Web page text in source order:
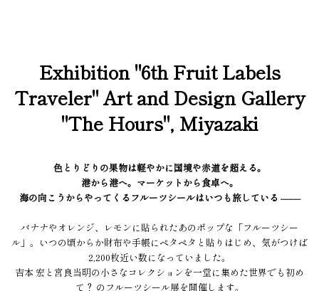
Exhibition "6th Fruit Labels
Traveler" Art and Design Gallery
"The Hours", Miyazaki
色とりどりの果物は軽やかに国境や赤道を超える。
港から港へ。マーケットから食卓へ。
海の向こうからやってくるフルーツシールはいつも旅している ––––
バナナやオレンジ、レモンに貼られたあのポップな「フルーツシー
ル」。いつの頃からか財布や手帳にペタペタと貼りはじめ、気がつけば
2,200枚近い数になっていました。
吉本 宏と宮良当明の小さなコレクションを一堂に集めた世界でも初め
て？ のフルーツシール展を開催します。